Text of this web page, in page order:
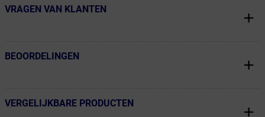
← Terug naar productnavigatie
VRAGEN VAN KLANTEN
← Terug naar productnavigatie
BEOORDELINGEN
← Terug naar productnavigatie
VERGELIJKBARE PRODUCTEN